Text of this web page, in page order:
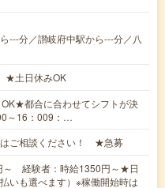
---分／讃岐府中駅から---分／八
★土日休みOK
都合に合わせてシフトが決
～16：009：…
はご相談ください！ ★急募
～ 経験者：時給1350円～★日
いも選べます）※稼働開始時は